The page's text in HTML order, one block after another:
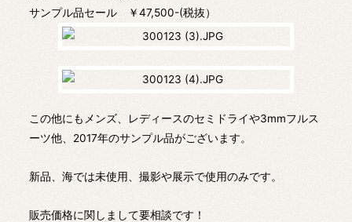
サンプル品セール ￥47,500-(税抜）
この他にもメンズ、レディースのセミドライや3mmフルス
ーツ他、2017年のサンプル品がございます。
新品、海では未使用、撮影や展示で使用のみです。
販売価格に関しまして要相談です！